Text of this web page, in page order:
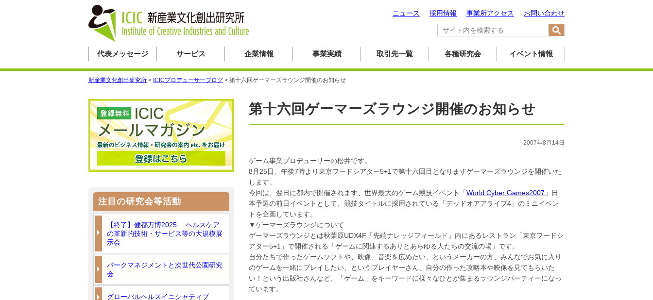
お問い合わせ
事業所アクセス
採用情報
ニュース
代表メッセージ サービス 企業情報 事業実績 取引先一覧 各種研究会 イベント情報
新産業文化創出研究所 > ICICプロデューサーブログ > 第十六回ゲーマーズラウンジ開催のお知らせ
第十六回ゲーマーズラウンジ開催のお知らせ
2007年8月14日
ゲーム事業プロデューサーの松井です。
8月25日、午後7時より東京フードシアター5+1で第十六回目となりますゲーマーズラウンジを開催いた
します。
今回は、翌日に都内で開催されます、世界最大のゲーム競技イベント「World Cyber Games2007 」日
本予選の前日イベントとして、競技タイトルに採用されている「デッドオアアライブ4」のミニイベン
トを企画しています。
▼ゲーマーズラウンジについて
ゲーマーズラウンジとは秋葉原UDX4F「先端ナレッジフィールド」内にあるレストラン「東京フードシ
アター5+1」で開催される「ゲームに関連するありとあらゆる人たちの交流の場」です。
自分たちで作ったゲームソフトや、映像、音楽を広めたい、というメーカーの方、みんなでお気に入り
のゲームを一緒にプレイしたい、というプレイヤーさん、自分の作った攻略本や映像を見てもらいた
い！という出版社さんなど、「ゲーム」をキーワードに様々なひとが集まるラウンジパーティーになっ
ています。
注目の研究会等活動
【終了】健都万博2025 ヘルスケア
の革新的技術・サービス等の大規模展
示会
パークマネジメントと次世代公園研究
会
グローバルヘルスイニシャティブ